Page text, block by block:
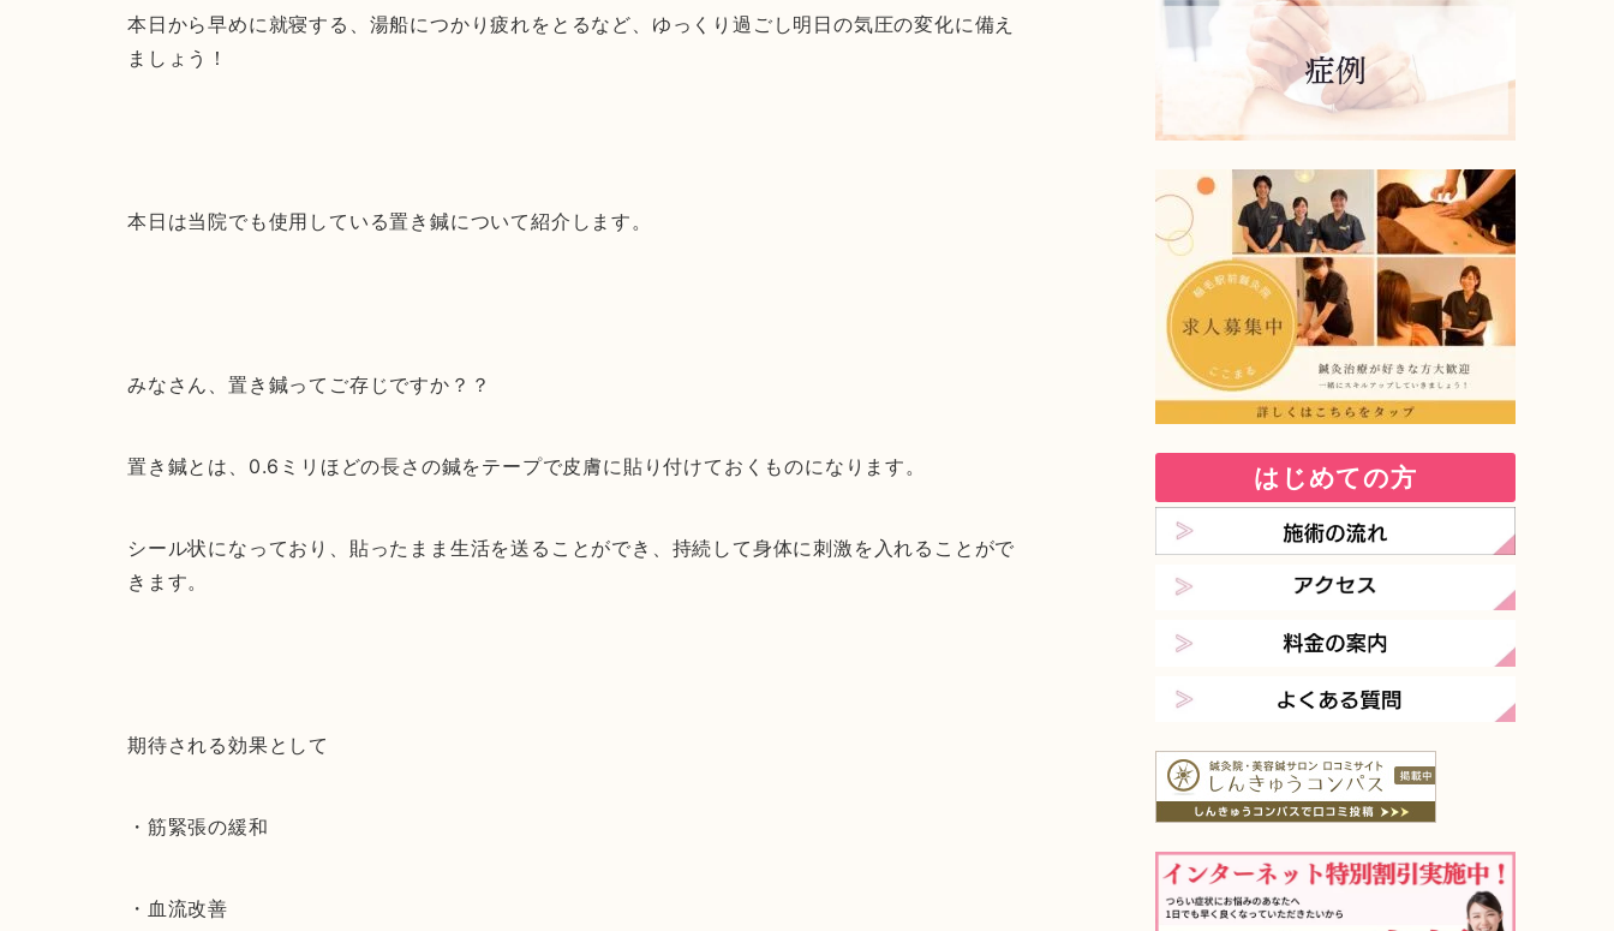
本日から早めに就寝する、湯船につかり疲れをとるなど、ゆっくり過ごし明日の気圧の変化に備え
ましょう！
本日は当院でも使用している置き鍼について紹介します。
みなさん、置き鍼ってご存じですか？？
置き鍼とは、0.6ミリほどの長さの鍼をテープで皮膚に貼り付けておくものになります。
シール状になっており、貼ったまま生活を送ることができ、持続して身体に刺激を入れることがで
きます。
期待される効果として
・筋緊張の緩和
・血流改善
はじめての方